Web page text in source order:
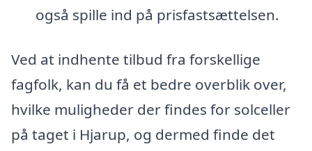
også spille ind på prisfastsættelsen.
Ved at indhente tilbud fra forskellige
fagfolk, kan du få et bedre overblik over,
hvilke muligheder der findes for solceller
på taget i Hjarup, og dermed finde det